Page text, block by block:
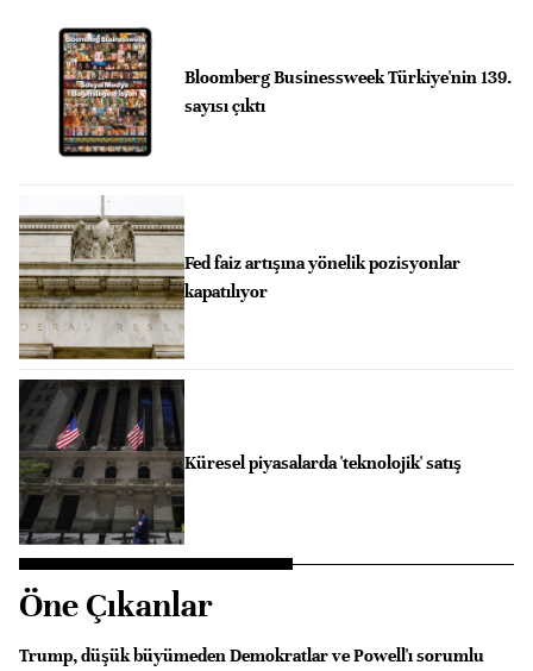
Bloomberg Businessweek Türkiye'nin 139.
sayısı çıktı
Fed faiz artışına yönelik pozisyonlar
kapatılıyor
Küresel piyasalarda 'teknolojik' satış
Öne Çıkanlar
Trump, düşük büyümeden Demokratlar ve Powell'ı sorumlu